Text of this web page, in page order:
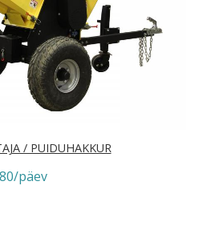
/ PUIDUHAKKUR
päev